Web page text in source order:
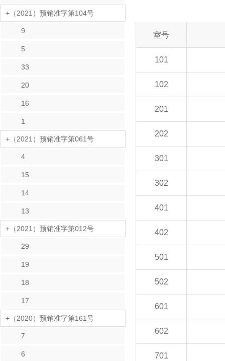
+（2021）预销准字第104号
9
5
33
20
16
1
+（2021）预销准字第061号
4
15
14
13
+（2021）预销准字第012号
29
19
18
17
+（2020）预销准字第161号
7
6
室号
101
102
201
202
301
302
401
402
501
502
601
602
701